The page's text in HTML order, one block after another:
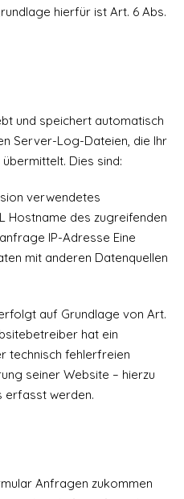
hierfür ist Art. 6 Abs.
und speichert automatisch
Server-Log-Dateien, die Ihr
Dies sind:
verwendetes
Hostname des zugreifenden
IP-Adresse Eine
mit anderen Datenquellen
auf Grundlage von Art.
hat ein
technisch fehlerfreien
seiner Website – hierzu
erfasst werden.
Anfragen zukommen